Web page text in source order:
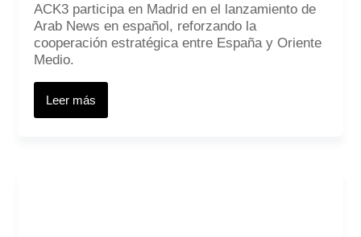
ACK3 participa en Madrid en el lanzamiento de
Arab News en español, reforzando la
cooperación estratégica entre España y Oriente
Medio.
Leer más